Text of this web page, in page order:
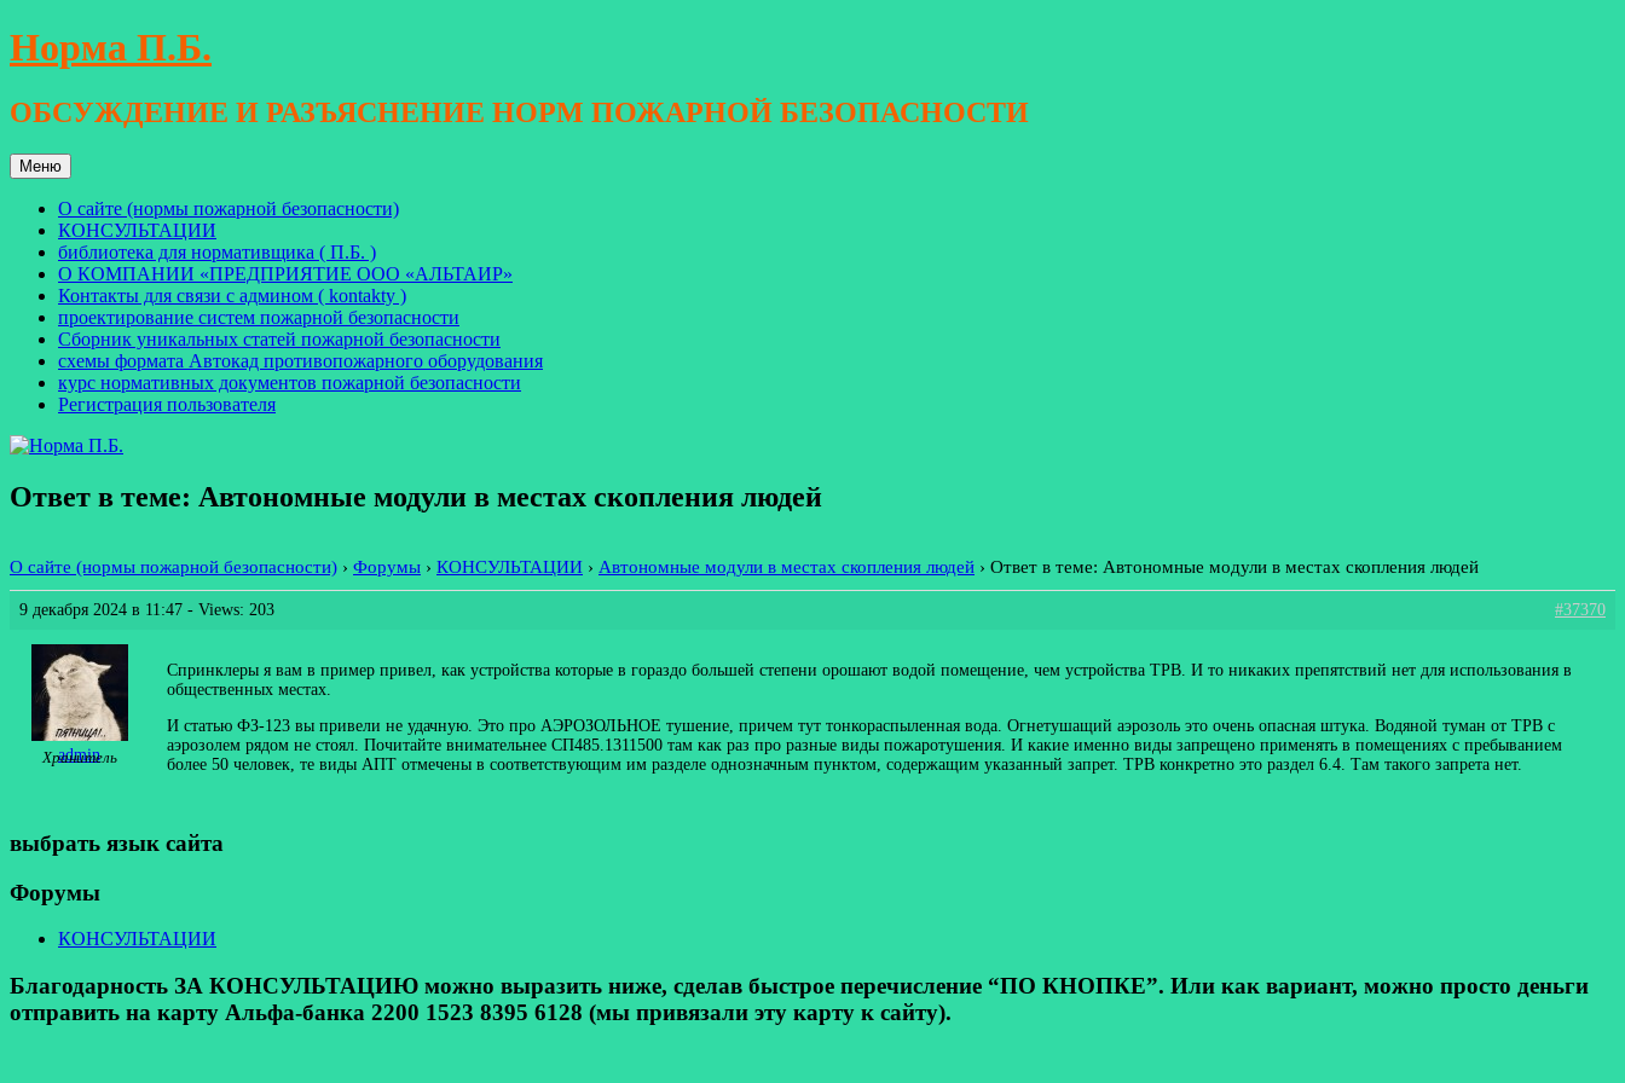
Перейти
к
Норма П.Б.
ОБСУЖДЕНИЕ И РАЗЪЯСНЕНИЕ НОРМ ПОЖАРНОЙ БЕЗОПАСНОСТИ
Меню
О сайте (нормы пожарной безопасности)
КОНСУЛЬТАЦИИ
библиотека для нормативщика ( П.Б. )
О КОМПАНИИ «ПРЕДПРИЯТИЕ ООО «АЛЬТАИР»
Контакты для связи с админом ( kontakty )
проектирование систем пожарной безопасности
Сборник уникальных статей пожарной безопасности
схемы формата Автокад противопожарного оборудования
курс нормативных документов пожарной безопасности
Регистрация пользователя
Ответ в теме: Автономные модули в местах скопления людей
О сайте (нормы пожарной безопасности) › Форумы › КОНСУЛЬТАЦИИ › Автономные модули в местах скопления людей › Ответ в теме: Автономные модули в местах скопления людей
9 декабря 2024 в 11:47 - Views: 203 #37370
admin
Хранитель
Спринклеры я вам в пример привел, как устройства которые в гораздо большей степени орошают водой помещение, чем устройства ТРВ. И то никаких препятствий нет для использования в
общественных местах.
И статью ФЗ-123 вы привели не удачную. Это про АЭРОЗОЛЬНОЕ тушение, причем тут тонкораспыленная вода. Огнетушащий аэрозоль это очень опасная штука. Водяной туман от ТРВ с
аэрозолем рядом не стоял. Почитайте внимательнее СП485.1311500 там как раз про разные виды пожаротушения. И какие именно виды запрещено применять в помещениях с пребыванием
более 50 человек, те виды АПТ отмечены в соответствующим им разделе однозначным пунктом, содержащим указанный запрет. ТРВ конкретно это раздел 6.4. Там такого запрета нет.
выбрать язык сайта
Форумы
КОНСУЛЬТАЦИИ
Благодарность ЗА КОНСУЛЬТАЦИЮ можно выразить ниже, сделав быстрое перечисление “ПО КНОПКЕ”. Или как вариант, можно просто деньги
отправить на карту Альфа-банка 2200 1523 8395 6128 (мы привязали эту карту к сайту).